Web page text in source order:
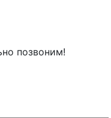
позвоним!